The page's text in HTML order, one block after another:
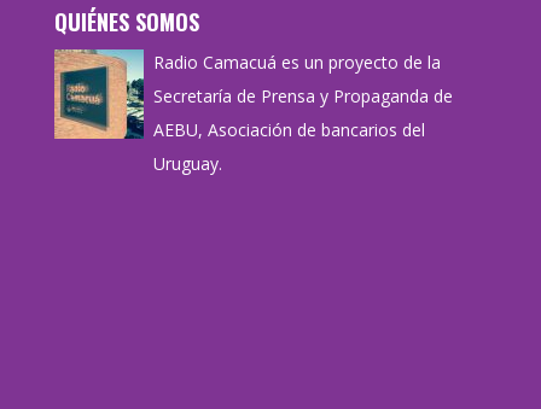
QUIÉNES SOMOS
Radio Camacuá es un proyecto de la
Secretaría de Prensa y Propaganda de
AEBU, Asociación de bancarios del
Uruguay.